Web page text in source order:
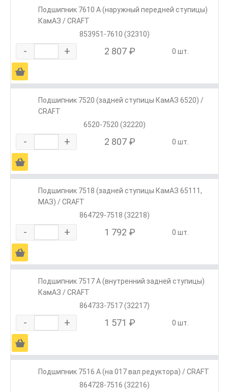
Подшипник 7610 А (наружный передней ступицы)
КамАЗ / CRAFT
853951-7610 (32310)
- + 2 807 ₽ 0 шт.
Ä
Подшипник 7520 (задней ступицы КамАЗ 6520) /
CRAFT
6520-7520 (32220)
- + 2 807 ₽ 0 шт.
Ä
Подшипник 7518 (задней ступицы КамАЗ 65111,
МАЗ) / CRAFT
864729-7518 (32218)
- + 1 792 ₽ 0 шт.
Ä
Подшипник 7517 А (внутренний задней ступицы)
КамАЗ / CRAFT
864733-7517 (32217)
- + 1 571 ₽ 0 шт.
Ä
Подшипник 7516 А (на 017 вал редуктора) / CRAFT
864728-7516 (32216)